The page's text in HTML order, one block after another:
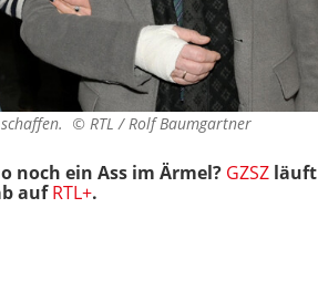
schaffen. © RTL / Rolf Baumgartner
noch ein Ass im Ärmel? GZSZ läuft
aufRTL+.